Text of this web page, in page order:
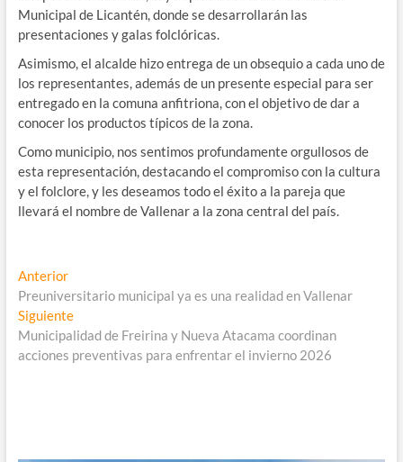
Municipal de Licantén, donde se desarrollarán las
presentaciones y galas folclóricas.
Asimismo, el alcalde hizo entrega de un obsequio a cada uno de
los representantes, además de un presente especial para ser
entregado en la comuna anfitriona, con el objetivo de dar a
conocer los productos típicos de la zona.
Como municipio, nos sentimos profundamente orgullosos de
esta representación, destacando el compromiso con la cultura
y el folclore, y les deseamos todo el éxito a la pareja que
llevará el nombre de Vallenar a la zona central del país.
Navegación
de
entradas
AnteriorEntrada
anterior:
Preuniversitario municipal ya es una realidad en Vallenar
SiguienteEntrada
siguiente:
Municipalidad de Freirina y Nueva Atacama coordinan
acciones preventivas para enfrentar el invierno 2026